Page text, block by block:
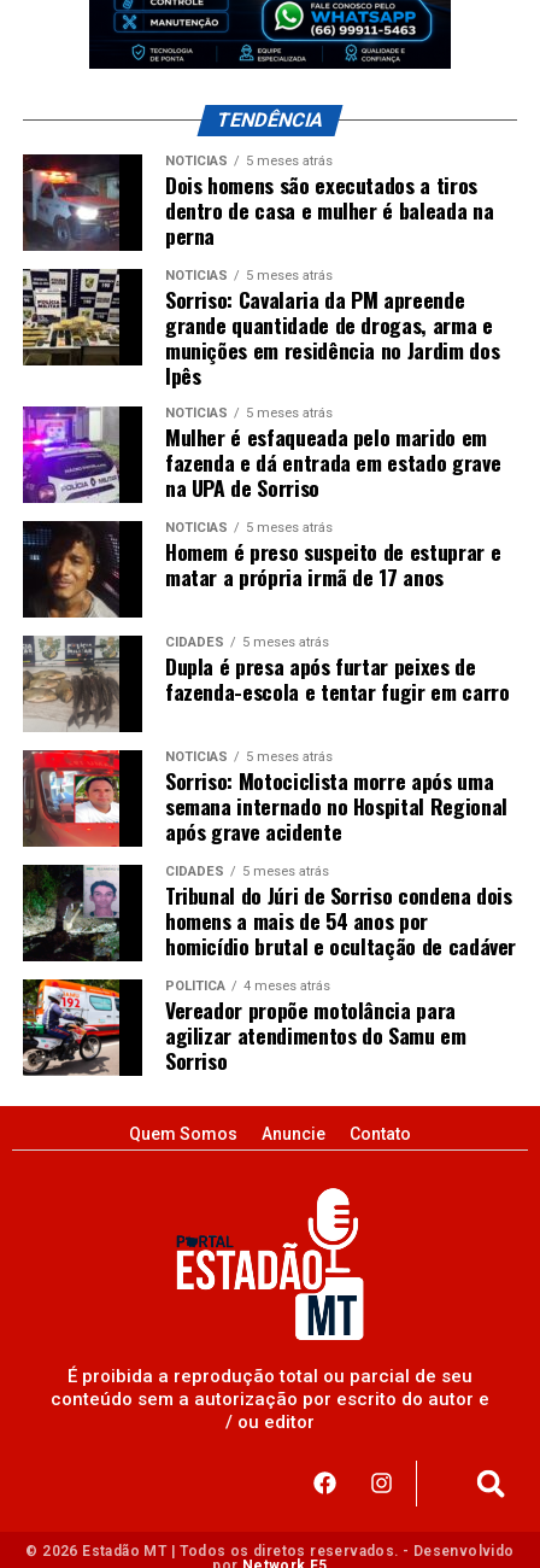
TENDÊNCIA
NOTÍCIAS 5 meses atrás
Dois homens são executados a tiros
dentro de casa e mulher é baleada na
perna
NOTÍCIAS 5 meses atrás
Sorriso: Cavalaria da PM apreende
grande quantidade de drogas, arma e
munições em residência no Jardim dos
Ipês
NOTÍCIAS 5 meses atrás
Mulher é esfaqueada pelo marido em
fazenda e dá entrada em estado grave
na UPA de Sorriso
NOTÍCIAS 5 meses atrás
Homem é preso suspeito de estuprar e
matar a própria irmã de 17 anos
CIDADES 5 meses atrás
Dupla é presa após furtar peixes de
fazenda-escola e tentar fugir em carro
NOTÍCIAS 5 meses atrás
Sorriso: Motociclista morre após uma
semana internado no Hospital Regional
após grave acidente
CIDADES 5 meses atrás
Tribunal do Júri de Sorriso condena dois
homens a mais de 54 anos por
homicídio brutal e ocultação de cadáver
POLÍTICA 4 meses atrás
Vereador propõe motolância para
agilizar atendimentos do Samu em
Sorriso
Quem Somos Anuncie Contato
É proibida a reprodução total ou parcial de seu
conteúdo sem a autorização por escrito do autor e
/ ou editor
© 2026 Estadão MT | Todos os diretos reservados. - Desenvolvido